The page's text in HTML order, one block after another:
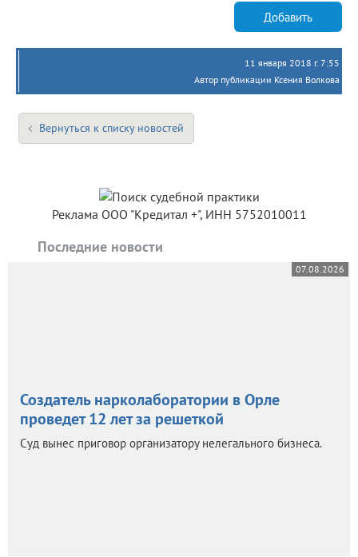
Добавить
11 января 2018 г. 7:55
Автор публикации Ксения Волкова
Вернуться к списку новостей
Реклама ООО "Кредитал +", ИНН 5752010011
Последние новости
07.08.2026
Создатель нарколаборатории в Орле
проведет 12 лет за решеткой
Суд вынес приговор организатору нелегального бизнеса.